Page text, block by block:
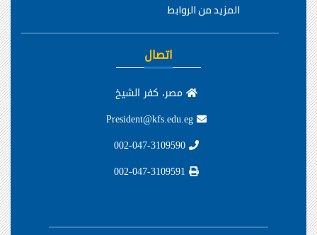
المزيد من الروابط
اتصال
مصر، كفر الشيخ